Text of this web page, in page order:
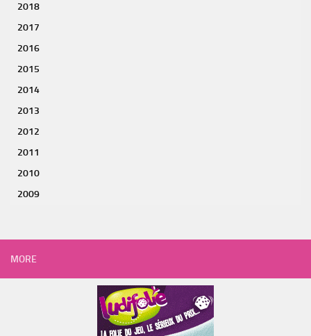
2018
2017
2016
2015
2014
2013
2012
2011
2010
2009
MORE